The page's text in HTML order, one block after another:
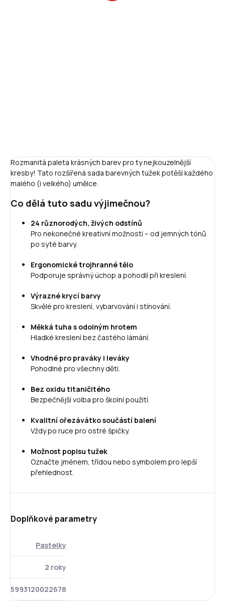
Rozmanitá paleta krásných barev pro ty nejkouzelnější
kresby! Tato rozšířená sada barevných tužek potěší každého
malého (i velkého) umělce.
Co dělá tuto sadu výjimečnou?
24 různorodých, živých odstínů
Pro nekonečné kreativní možnosti – od jemných tónů
po syté barvy.
Ergonomické trojhranné tělo
Podporuje správný úchop a pohodlí při kreslení.
Výrazné krycí barvy
Skvělé pro kreslení, vybarvování i stínování.
Měkká tuha s odolným hrotem
Hladké kreslení bez častého lámání.
Vhodné pro praváky i leváky
Pohodlné pro všechny děti.
Bez oxidu titaničitého
Bezpečnější volba pro školní použití.
Kvalitní ořezávátko součástí balení
Vždy po ruce pro ostré špičky.
Možnost popisu tužek
Označte jménem, třídou nebo symbolem pro lepší
přehlednost.
Doplňkové parametry
Pastelky
2 roky
5993120022678